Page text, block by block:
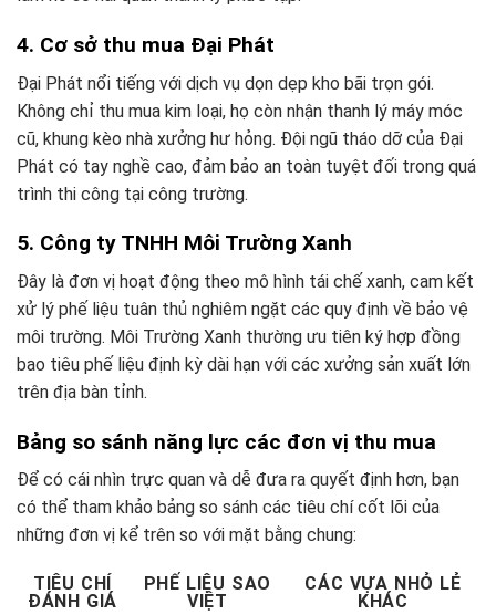
4. Cơ sở thu mua Đại Phát
Đại Phát nổi tiếng với dịch vụ dọn dẹp kho bãi trọn gói.
Không chỉ thu mua kim loại, họ còn nhận thanh lý máy móc
cũ, khung kèo nhà xưởng hư hỏng. Đội ngũ tháo dỡ của Đại
Phát có tay nghề cao, đảm bảo an toàn tuyệt đối trong quá
trình thi công tại công trường.
5. Công ty TNHH Môi Trường Xanh
Đây là đơn vị hoạt động theo mô hình tái chế xanh, cam kết
xử lý phế liệu tuân thủ nghiêm ngặt các quy định về bảo vệ
môi trường. Môi Trường Xanh thường ưu tiên ký hợp đồng
bao tiêu phế liệu định kỳ dài hạn với các xưởng sản xuất lớn
trên địa bàn tỉnh.
Bảng so sánh năng lực các đơn vị thu mua
Để có cái nhìn trực quan và dễ đưa ra quyết định hơn, bạn
có thể tham khảo bảng so sánh các tiêu chí cốt lõi của
những đơn vị kể trên so với mặt bằng chung:
TIÊU CHÍ
ĐÁNH GIÁ
PHẾ LIỆU SAO
VIỆT
CÁC VỰA NHỎ LẺ
KHÁC